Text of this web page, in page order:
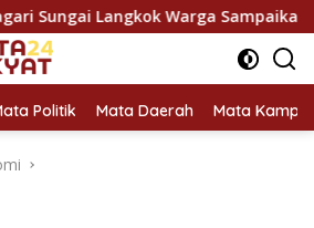
Warga Sampaikan Terima Kasih
Politik Mata Daerah Mata